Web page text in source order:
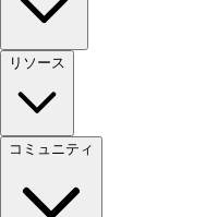
リソース
コミュニティ